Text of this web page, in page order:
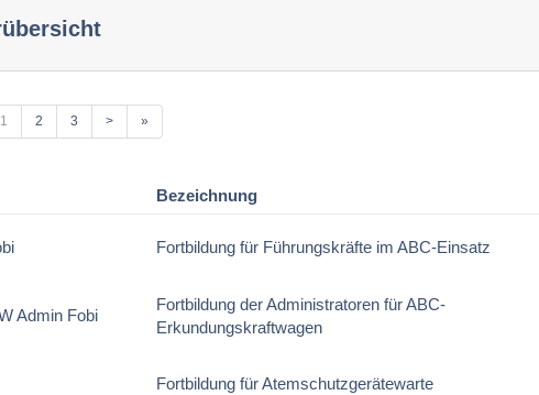
1 2 3 > »
Bezeichnung
Fortbildung für Führungskräfte im ABC-Einsatz
Admin Fobi
Fortbildung der Administratoren für ABC-
Erkundungskraftwagen
Fortbildung für Atemschutzgerätewarte